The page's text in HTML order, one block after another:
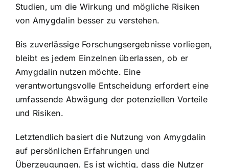
Studien, um die Wirkung und mögliche Risiken
von Amygdalin besser zu verstehen.
Bis zuverlässige Forschungsergebnisse vorliegen,
bleibt es jedem Einzelnen überlassen, ob er
Amygdalin nutzen möchte. Eine
verantwortungsvolle Entscheidung erfordert eine
umfassende Abwägung der potenziellen Vorteile
und Risiken.
Letztendlich basiert die Nutzung von Amygdalin
auf persönlichen Erfahrungen und
Überzeugungen. Es ist wichtig, dass die Nutzer